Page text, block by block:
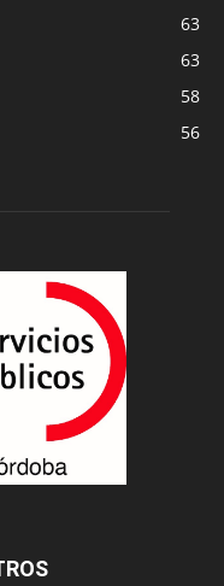
63
63
58
56